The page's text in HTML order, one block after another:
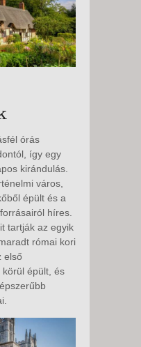
órás
így egy
kirándulás.
város,
épült és a
híres.
tartják az egyik
római kori
első
épült, és